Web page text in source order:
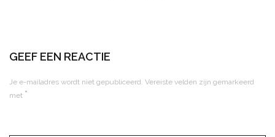
GEEF EEN REACTIE
Je e-mailadres wordt niet gepubliceerd. Vereiste velden zijn gemarkeerd
met *